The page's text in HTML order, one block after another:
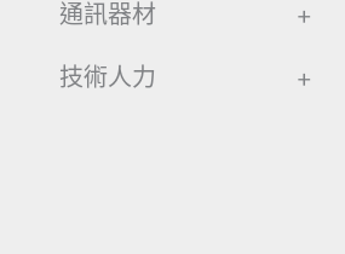
通訊器材 +
技術人力 +